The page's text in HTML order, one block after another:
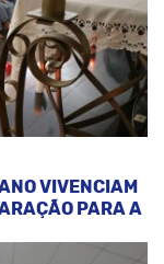
VIVENCIAM
PARA A